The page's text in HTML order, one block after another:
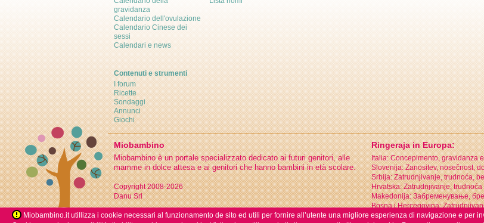
Miobambino.it utillizza i cookie necessari al funzionamento de sito ed utili per fornire all’utente una migliore esperienza di navigazione e per
gravidanza
Calendario dell'ovulazione
Calendario Cinese dei
sessi
Calendari e news
Contenuti e strumenti
I forum
Ricette
Sondaggi
Annunci
Giochi
Miobambino
Miobambino è un portale specializzato dedicato ai futuri genitori, alle
mamme in dolce attesa e ai genitori che hanno bambini in età scolare.
Copyright 2008-2026
Danu Srl
Ringeraja in Europa:
Italia: Concepimento, gravidanza
Slovenija: Zanositev, nosečnost,
Srbija: Zatrudnjivanje, trudnoća,
Hrvatska: Zatrudnjivanje,
Makedonija: Забременување,
Bosna i Hercegovina: